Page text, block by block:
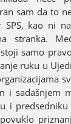
sam da to
kao ni
stranka.
samo
ruku u
i sadašnjem
i predsedniku